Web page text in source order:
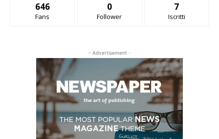
646
Fans
0
Follower
7
Iscritti
- Advertisement -